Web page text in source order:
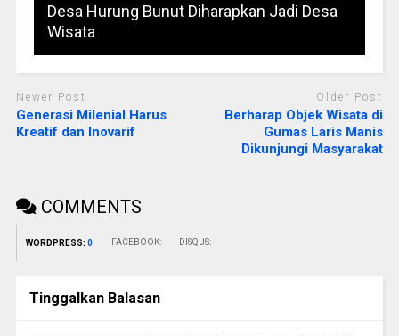
Desa Hurung Bunut Diharapkan Jadi Desa
Wisata
Newer Post
Generasi Milenial Harus
Kreatif dan Inovarif
Older Post
Berharap Objek Wisata di
Gumas Laris Manis
Dikunjungi Masyarakat
COMMENTS
WORDPRESS: 0 FACEBOOK: DISQUS:
Tinggalkan Balasan